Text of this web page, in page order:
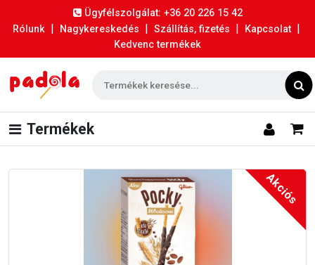
Ügyfélszolgálat: +36 20 226 15 42
Rólunk | Nagykereskedés | Szállítás, fizetés | Kapcsolat |
Kedvenc termékek
Termékek
Akciós